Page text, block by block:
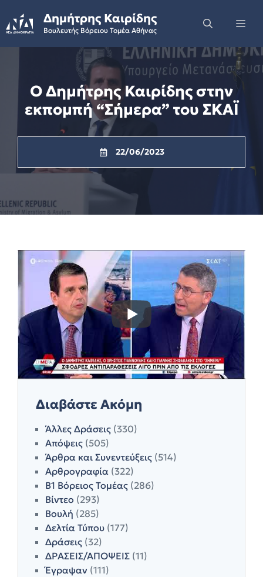
to
content
Δημήτρης Καιρίδης
Βουλευτής Βόρειου Τομέα Αθήνας
Ο Δημήτρης Καιρίδης στην
εκπομπή “Σήμερα” του ΣΚΑΪ
22/06/2023
Διαβάστε Ακόμη
Άλλες Δράσεις (330)
Απόψεις (505)
Άρθρα και Συνεντεύξεις (514)
Αρθρογραφία (322)
Β1 Βόρειος Τομέας (286)
Βίντεο (293)
Βουλή (285)
Δελτία Τύπου (177)
Δράσεις (32)
ΔΡΑΣΕΙΣ/ΑΠΟΨΕΙΣ (11)
Έγραψαν (111)